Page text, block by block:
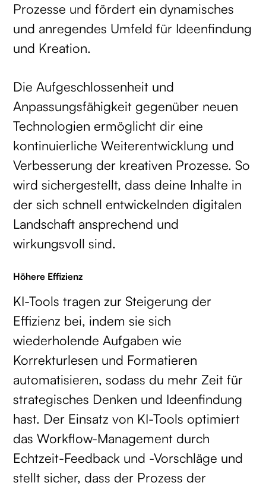
Prozesse und fördert ein dynamisches
und anregendes Umfeld für Ideenfindung
und Kreation.
Die Aufgeschlossenheit und
Anpassungsfähigkeit gegenüber neuen
Technologien ermöglicht dir eine
kontinuierliche Weiterentwicklung und
Verbesserung der kreativen Prozesse. So
wird sichergestellt, dass deine Inhalte in
der sich schnell entwickelnden digitalen
Landschaft ansprechend und
wirkungsvoll sind.
Höhere Effizienz
KI-Tools tragen zur Steigerung der
Effizienz bei, indem sie sich
wiederholende Aufgaben wie
Korrekturlesen und Formatieren
automatisieren, sodass du mehr Zeit für
strategisches Denken und Ideenfindung
hast. Der Einsatz von KI-Tools optimiert
das Workflow-Management durch
Echtzeit-Feedback und -Vorschläge und
stellt sicher, dass der Prozess der